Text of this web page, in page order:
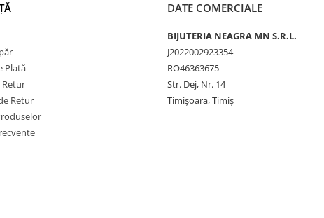
Plată
Retur
Retur
DATE COMERCIALE
BIJUTERIA NEAGRA MN S.R.L.
J2022002923354
RO46363675
Str. Dej, Nr. 14
Timișoara, Timiș